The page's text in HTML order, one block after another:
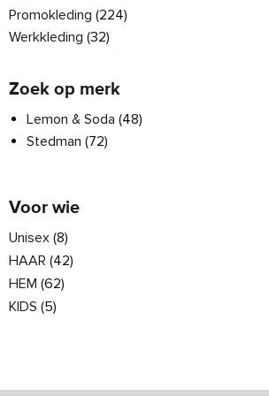
Promokleding (224)
Werkkleding (32)
Zoek op merk
Lemon & Soda (48)
Stedman (72)
Voor wie
Unisex (8)
HAAR (42)
HEM (62)
KIDS (5)